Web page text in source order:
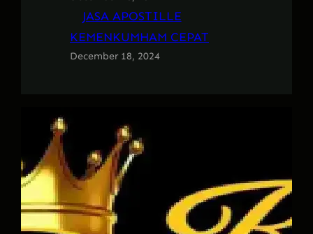
JASA APOSTILLE
KEMENKUMHAM CEPAT
December 18, 2024